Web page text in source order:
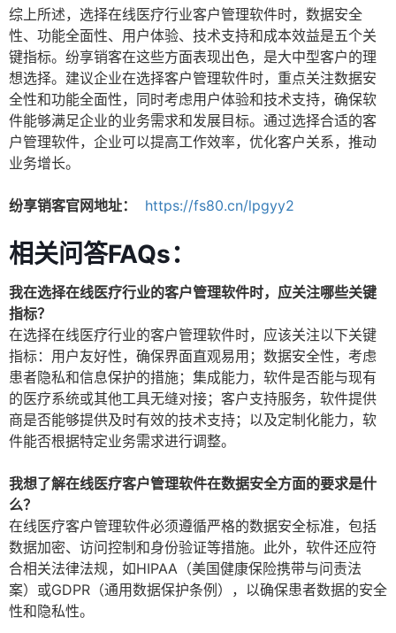
综上所述，选择在线医疗行业客户管理软件时，数据安全
性、功能全面性、用户体验、技术支持和成本效益是五个关
键指标。纷享销客在这些方面表现出色，是大中型客户的理
想选择。建议企业在选择客户管理软件时，重点关注数据安
全性和功能全面性，同时考虑用户体验和技术支持，确保软
件能够满足企业的业务需求和发展目标。通过选择合适的客
户管理软件，企业可以提高工作效率，优化客户关系，推动
业务增长。
纷享销客官网地址： https://fs80.cn/lpgyy2
相关问答FAQs：
我在选择在线医疗行业的客户管理软件时，应关注哪些关键
指标？
在选择在线医疗行业的客户管理软件时，应该关注以下关键
指标：用户友好性，确保界面直观易用；数据安全性，考虑
患者隐私和信息保护的措施；集成能力，软件是否能与现有
的医疗系统或其他工具无缝对接；客户支持服务，软件提供
商是否能够提供及时有效的技术支持；以及定制化能力，软
件能否根据特定业务需求进行调整。
我想了解在线医疗客户管理软件在数据安全方面的要求是什
么？
在线医疗客户管理软件必须遵循严格的数据安全标准，包括
数据加密、访问控制和身份验证等措施。此外，软件还应符
合相关法律法规，如HIPAA（美国健康保险携带与问责法
案）或GDPR（通用数据保护条例），以确保患者数据的安全
性和隐私性。